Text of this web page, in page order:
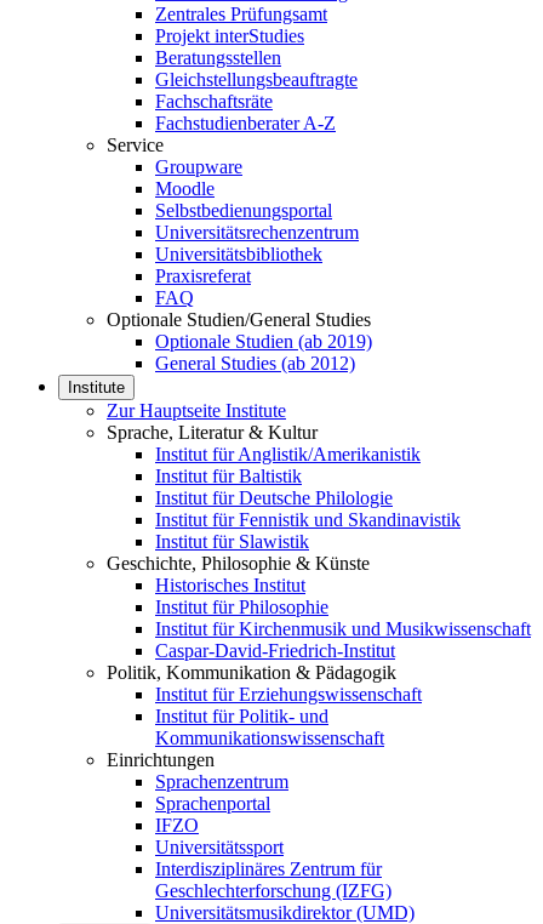
Zentrales Prüfungsamt
Projekt interStudies
Beratungsstellen
Gleichstellungsbeauftragte
Fachschaftsräte
Fachstudienberater A-Z
Service
Groupware
Moodle
Selbstbedienungsportal
Universitätsrechenzentrum
Universitätsbibliothek
Praxisreferat
FAQ
Optionale Studien/General Studies
Optionale Studien (ab 2019)
General Studies (ab 2012)
Institute
Zur Hauptseite Institute
Sprache, Literatur & Kultur
Institut für Anglistik/Amerikanistik
Institut für Baltistik
Institut für Deutsche Philologie
Institut für Fennistik und Skandinavistik
Institut für Slawistik
Geschichte, Philosophie & Künste
Historisches Institut
Institut für Philosophie
Institut für Kirchenmusik und Musikwissenschaft
Caspar-David-Friedrich-Institut
Politik, Kommunikation & Pädagogik
Institut für Erziehungswissenschaft
Institut für Politik- und
Kommunikationswissenschaft
Einrichtungen
Sprachenzentrum
Sprachenportal
IFZO
Universitätssport
Interdisziplinäres Zentrum für
Geschlechterforschung (IZFG)
Universitätsmusikdirektor (UMD)